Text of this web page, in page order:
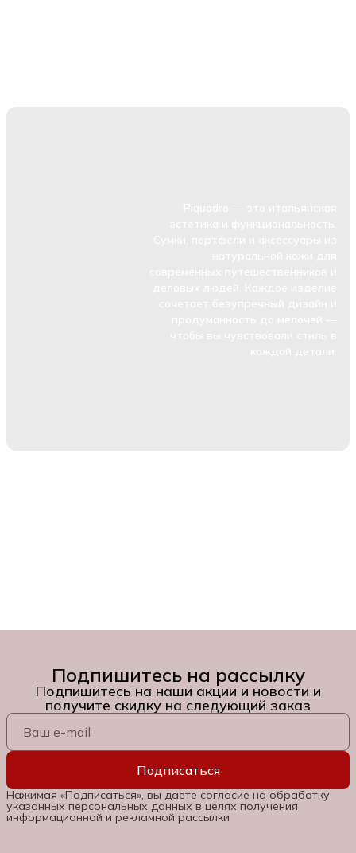
Подпишитесь на рассылку
Подпишитесь на наши акции и новости и
получите скидку на следующий заказ
Подписаться
Нажимая «Подписаться», вы даете согласие на обработку
указанных персональных данных в целях получения
информационной и рекламной рассылки